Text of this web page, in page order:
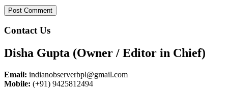
Contact Us
Disha Gupta (Owner / Editor in Chief)
Email: indianobserverbpl@gmail.com
Mobile: (+91) 9425812494